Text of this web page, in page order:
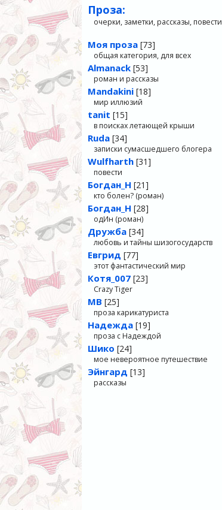
Проза:
очерки, заметки, рассказы, повести
Моя проза [73]
общая категория, для всех
Almanack [53]
роман и рассказы
Mandakini [18]
мир иллюзий
tanit [15]
в поисках летающей крыши
Ruda [34]
записки сумасшедшего блогера
Wulfharth [31]
повести
Богдан_Н [21]
кто болен? (роман)
Богдан_Н [28]
одИн (роман)
Дружба [34]
любовь и тайны шизогосударств
Евгрид [77]
этот фантастический мир
Котя_007 [23]
Crazy Tiger
МВ [25]
проза карикатуриста
Надежда [19]
проза с Надеждой
Шико [24]
мое невероятное путешествие
Эйнгард [13]
рассказы